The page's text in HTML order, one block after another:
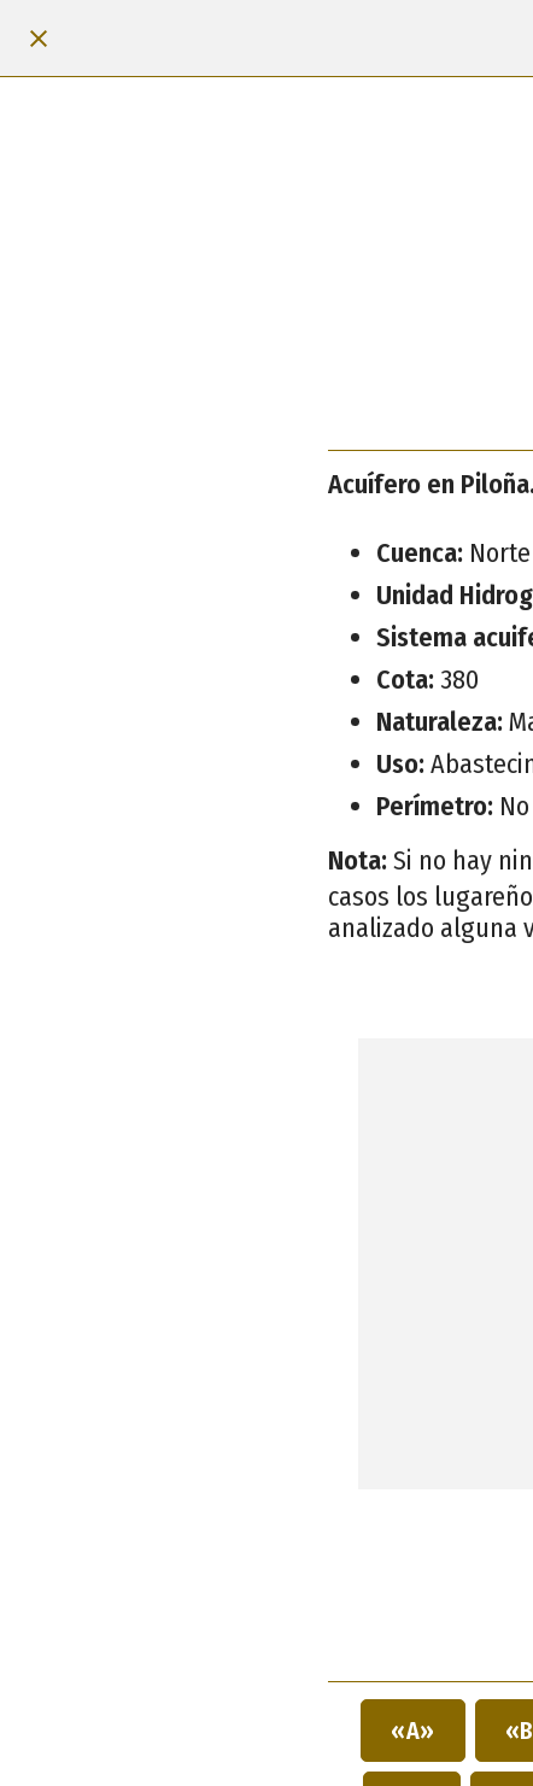
Acuífero en Piloña.
Cuenca: Norte
Unidad
Sistema
Cota: 380
Naturaleza:
Uso:
Perímetro:
Nota: Si no hay
casos los
analizado alguna
«A»